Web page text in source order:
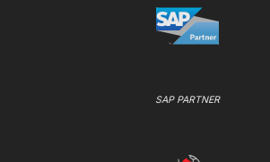
SAP PARTNER